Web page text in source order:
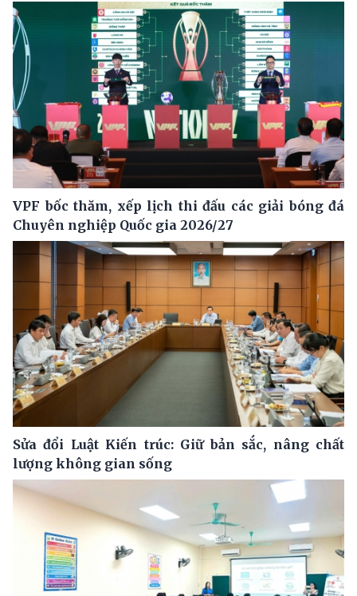
VPF bốc thăm, xếp lịch thi đấu các giải bóng đá
Chuyên nghiệp Quốc gia 2026/27
Sửa đổi Luật Kiến trúc: Giữ bản sắc, nâng chất
lượng không gian sống